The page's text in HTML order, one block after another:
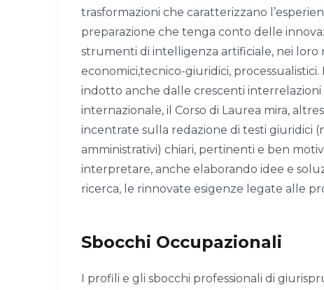
trasformazioni che caratterizzano
preparazione che tenga conto delle
strumenti di intelligenza artificiale, nei loro
economici,tecnico-giuridici,
indotto anche dalle crescenti interrelazioni
internazionale, il Corso di Laurea mira,
incentrate sulla redazione di testi giuridici
amministrativi) chiari, pertinenti e ben
interpretare, anche elaborando idee e
ricerca, le rinnovate esigenze legate alle
Sbocchi Occupazionali
I profili e gli sbocchi professionali di